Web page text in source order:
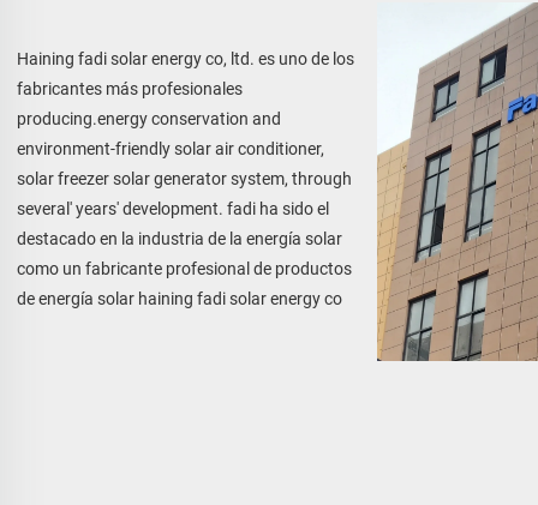
Haining fadi solar energy co, ltd. es uno de los
fabricantes más profesionales
producing.energy conservation and
environment-friendly solar air conditioner,
solar freezer solar generator system, through
several' years' development. fadi ha sido el
destacado en la industria de la energía solar
como un fabricante profesional de productos
de energía solar haining fadi solar energy co